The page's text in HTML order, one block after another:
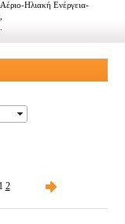
Ηλιακή Ενέργεια-
1 2